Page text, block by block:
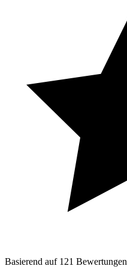
Basierend auf 121 Bewertungen